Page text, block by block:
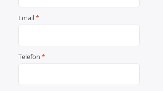
Email*
Telefon *